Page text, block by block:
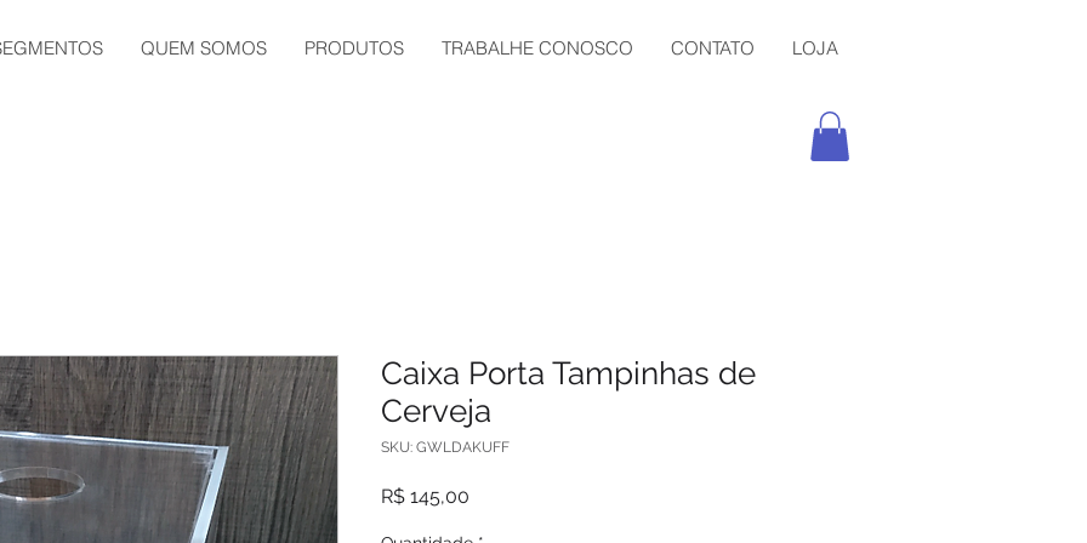
QUEM SOMOS PRODUTOS TRABALHE CONOSCO CONTATO LOJA
Caixa Porta Tampinhas de
Cerveja
SKU: GWLDAKUFF
R$ 145,00